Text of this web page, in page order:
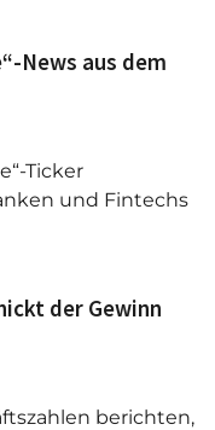
News aus dem
Ticker
und Fintechs
der Gewinn
berichten,